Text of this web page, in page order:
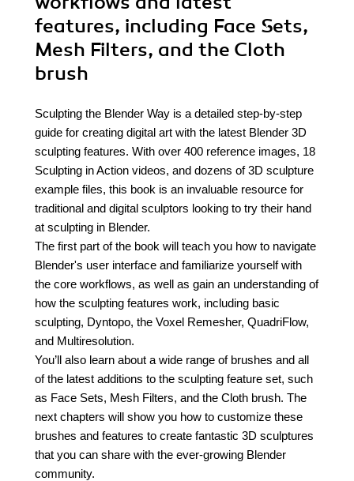
features, including Face Sets,
Mesh Filters, and the Cloth
brush
Sculpting the Blender Way is a detailed step-by-step
guide for creating digital art with the latest Blender 3D
sculpting features. With over 400 reference images, 18
Sculpting in Action videos, and dozens of 3D sculpture
example files, this book is an invaluable resource for
traditional and digital sculptors looking to try their hand
at sculpting in Blender.
The first part of the book will teach you how to navigate
Blender's user interface and familiarize yourself with
the core workflows, as well as gain an understanding of
how the sculpting features work, including basic
sculpting, Dyntopo, the Voxel Remesher, QuadriFlow,
and Multiresolution.
You’ll also learn about a wide range of brushes and all
of the latest additions to the sculpting feature set, such
as Face Sets, Mesh Filters, and the Cloth brush. The
next chapters will show you how to customize these
brushes and features to create fantastic 3D sculptures
that you can share with the ever-growing Blender
community.